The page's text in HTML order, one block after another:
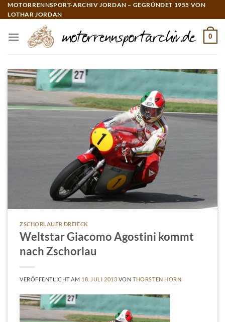
Zum
Inhalt
MOTORRENNSPORT-ARCHIV JORDAN – GEGRÜNDET 1955 VON
LOTHAR JORDAN
0
ZSCHORLAUER DREIECK
Weltstar Giacomo Agostini kommt
nach Zschorlau
VERÖFFENTLICHT AM 18. JULI 2013 VONTHORSTEN HORN